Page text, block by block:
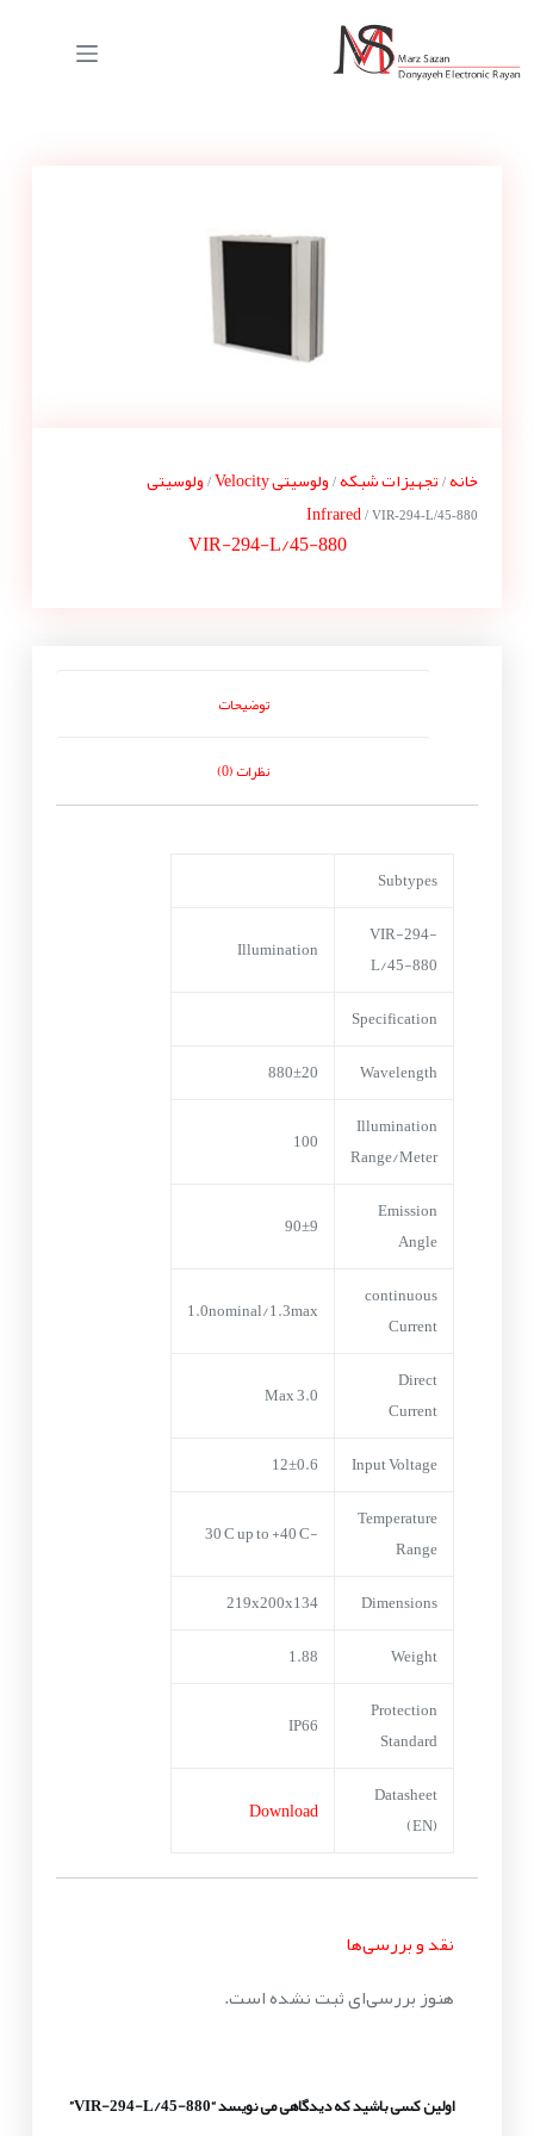
خانه/ تجهیزات شبکه/ ولوسیتی Velocity / ولوسیتی
Infrared / VIR-294-L/45-880
VIR-294-L/45-880
توضیحات
نظرات (0)
Subtypes
VIR-294-
L/45-880
Illumination
Specification
Wavelength
880±20
Illumination
Range/Meter
100
Emission
Angle
90±9
continuous
Current
1.0nominal/1.3max
Direct
Current
3.0 Max
Input Voltage
12±0.6
Temperature
Range
-30°C up to +40°C
Dimensions
219x200x134
Weight
1.88
Protection
Standard
IP66
Datasheet
(EN)
Download
نقد و بررسی‌ها
هنوز بررسی‌ای ثبت نشده است.
اولین کسی باشید که دیدگاهی می نویسد “VIR-294-L/45-880”